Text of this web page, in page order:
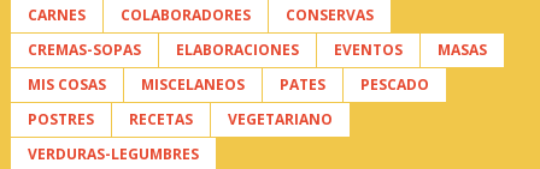
CARNES
COLABORADORES
CONSERVAS
CREMAS-SOPAS
ELABORACIONES EVENTOS
MASAS
MIS COSAS
MISCELANEOS PATES
PESCADO
POSTRES
RECETAS
VEGETARIANO
VERDURAS-LEGUMBRES